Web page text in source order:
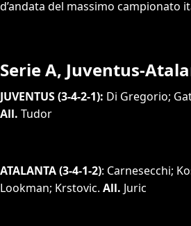
d’andata del massimo campionato
Serie A, Juventus-
JUVENTUS (3-4-2-1): Di Gregorio;
All. Tudor
ATALANTA (3-4-1-2): Carnesecchi;
Lookman; Krstovic. All. Juric